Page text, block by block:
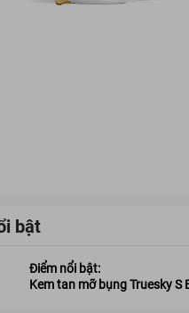
bật
Điểm nổi bật:
Kem tan mỡ bụng Truesky S